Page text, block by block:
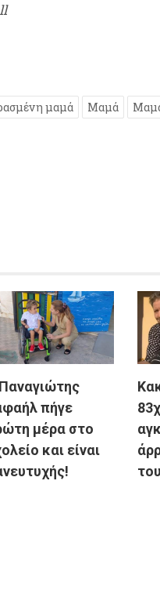
μαμά Μαμά
πήγε
μέρα στο
και είναι